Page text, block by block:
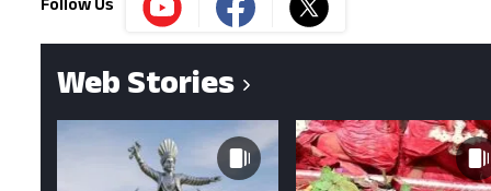
Follow Us
Web Stories